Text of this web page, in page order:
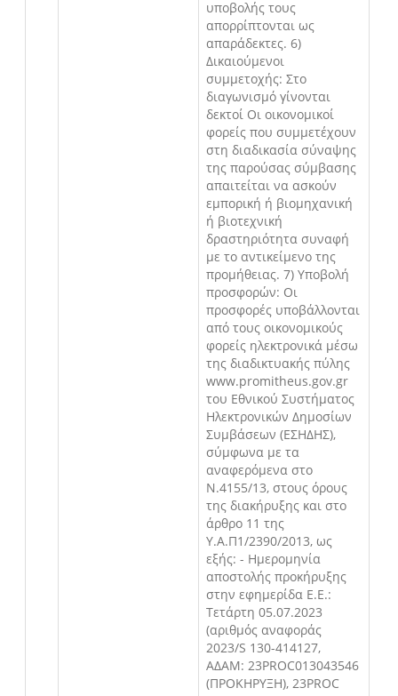
υποβολής τους
απορρίπτονται ως
απαράδεκτες. 6)
Δικαιούμενοι
συμμετοχής: Στο
διαγωνισμό γίνονται
δεκτοί Οι οικονομικοί
φορείς που συμμετέχουν
στη διαδικασία σύναψης
της παρούσας σύμβασης
απαιτείται να ασκούν
εμπορική ή βιομηχανική
ή βιοτεχνική
δραστηριότητα συναφή
με το αντικείμενο της
προμήθειας. 7) Υποβολή
προσφορών: Οι
προσφορές υποβάλλονται
από τους οικονομικούς
φορείς ηλεκτρονικά μέσω
της διαδικτυακής πύλης
www.promitheus.gov.gr
του Εθνικού Συστήματος
Ηλεκτρονικών Δημοσίων
Συμβάσεων (ΕΣΗΔΗΣ),
σύμφωνα με τα
αναφερόμενα στο
Ν.4155/13, στους όρους
της διακήρυξης και στο
άρθρο 11 της
Υ.Α.Π1/2390/2013, ως
εξής: - Ημερομηνία
αποστολής προκήρυξης
στην εφημερίδα Ε.Ε.:
Τετάρτη 05.07.2023
(αριθμός αναφοράς
2023/S 130-414127,
ΑΔΑΜ: 23PROC013043546
(ΠΡΟΚΗΡΥΞΗ), 23PROC